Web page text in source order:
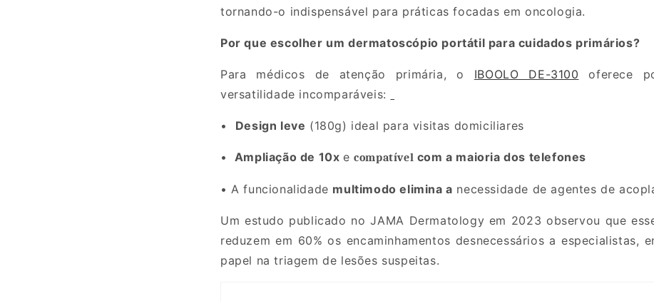
tornando-o indispensável para práticas focadas em oncologia.
Por que escolher um dermatoscópio portátil para cuidados primários?
Para médicos de atenção primária, o IBOOLO DE-3100 oferece
versatilidade incomparáveis:
• Design leve (180g) ideal para visitas domiciliares
• Ampliação de 10xecompatível com a maioria dos telefones
• A funcionalidade multimodo elimina a necessidade de agentes de
Um estudo publicado no JAMA Dermatology em 2023 observou que
reduzem em 60% os encaminhamentos desnecessários a especialistas,
papel na triagem de lesões suspeitas.